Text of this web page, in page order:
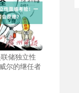
储独立性
尔的继任者